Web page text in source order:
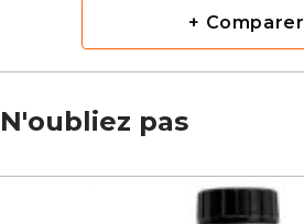
+ Comparer
N'oubliez pas